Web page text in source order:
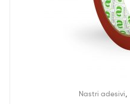
Nastri adesivi